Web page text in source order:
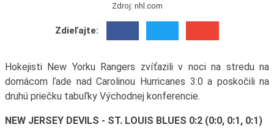
Zdroj: nhl.com
Zdieľajte:
Hokejisti New Yorku Rangers zvíťazili v noci na stredu na
domácom ľade nad Carolinou Hurricanes 3:0 a poskočili na
druhú priečku tabuľky Východnej konferencie.
NEW JERSEY DEVILS - ST. LOUIS BLUES 0:2 (0:0, 0:1, 0:1)